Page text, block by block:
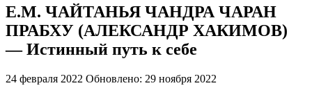
Е.М. ЧАЙТАНЬЯ ЧАНДРА ЧАРАН
ПРАБХУ (АЛЕКСАНДР ХАКИМОВ)
— Истинный путь к себе
24 февраля 2022 Обновлено: 29 ноября 2022